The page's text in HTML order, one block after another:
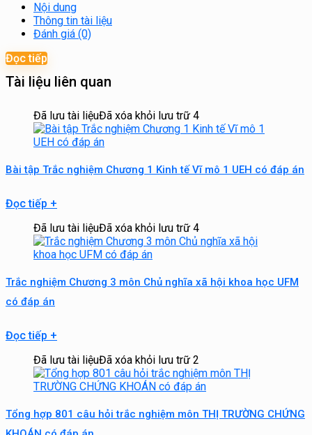
Nội dung
Thông tin tài liệu
Đánh giá (0)
Đọc tiếp
Tài liệu liên quan
Đã lưu tài liệuĐã xóa khỏi lưu trữ 4
Bài tập Trắc nghiệm Chương 1 Kinh tế Vĩ mô 1 UEH có đáp án
Đọc tiếp +
Đã lưu tài liệuĐã xóa khỏi lưu trữ 4
Trắc nghiệm Chương 3 môn Chủ nghĩa xã hội khoa học UFM
có đáp án
Đọc tiếp +
Đã lưu tài liệuĐã xóa khỏi lưu trữ 2
Tổng hợp 801 câu hỏi trắc nghiệm môn THỊ TRƯỜNG CHỨNG